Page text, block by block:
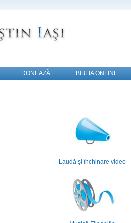
DONEAZĂ BIBLIA ONLINE
Laudă şi închinare video